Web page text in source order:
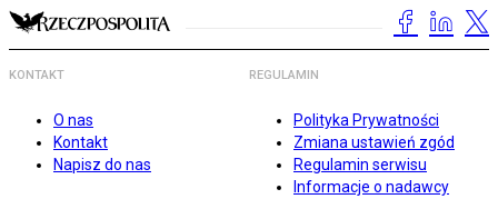
KONTAKT
O nas
Kontakt
Napisz do nas
REGULAMIN
Polityka Prywatności
Zmiana ustawień zgód
Regulamin serwisu
Informacje o nadawcy